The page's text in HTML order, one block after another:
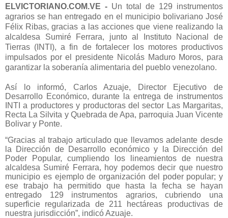
ELVICTORIANO.COM.VE - Un total de 129 instrumentos
agrarios se han entregado en el municipio bolivariano José
Félix Ribas, gracias a las acciones que viene realizando la
alcaldesa Sumiré Ferrara, junto al Instituto Nacional de
Tierras (INTI), a fin de fortalecer los motores productivos
impulsados por el presidente Nicolás Maduro Moros, para
garantizar la soberanía alimentaria del pueblo venezolano.
Así lo informó, Carlos Azuaje, Director Ejecutivo de
Desarrollo Económico, durante la entrega de instrumentos
INTI a productores y productoras del sector Las Margaritas,
Recta La Silvita y Quebrada de Apa, parroquia Juan Vicente
Bolivar y Ponte.
“Gracias al trabajo articulado que llevamos adelante desde
la Dirección de Desarrollo económico y la Dirección del
Poder Popular, cumpliendo los lineamientos de nuestra
alcaldesa Sumiré Ferrara, hoy podemos decir que nuestro
municipio es ejemplo de organización del poder popular; y
ese trabajo ha permitido que hasta la fecha se hayan
entregado 129 instrumentos agrarios, cubriendo una
superficie regularizada de 211 hectáreas productivas de
nuestra jurisdicción”, indicó Azuaje.